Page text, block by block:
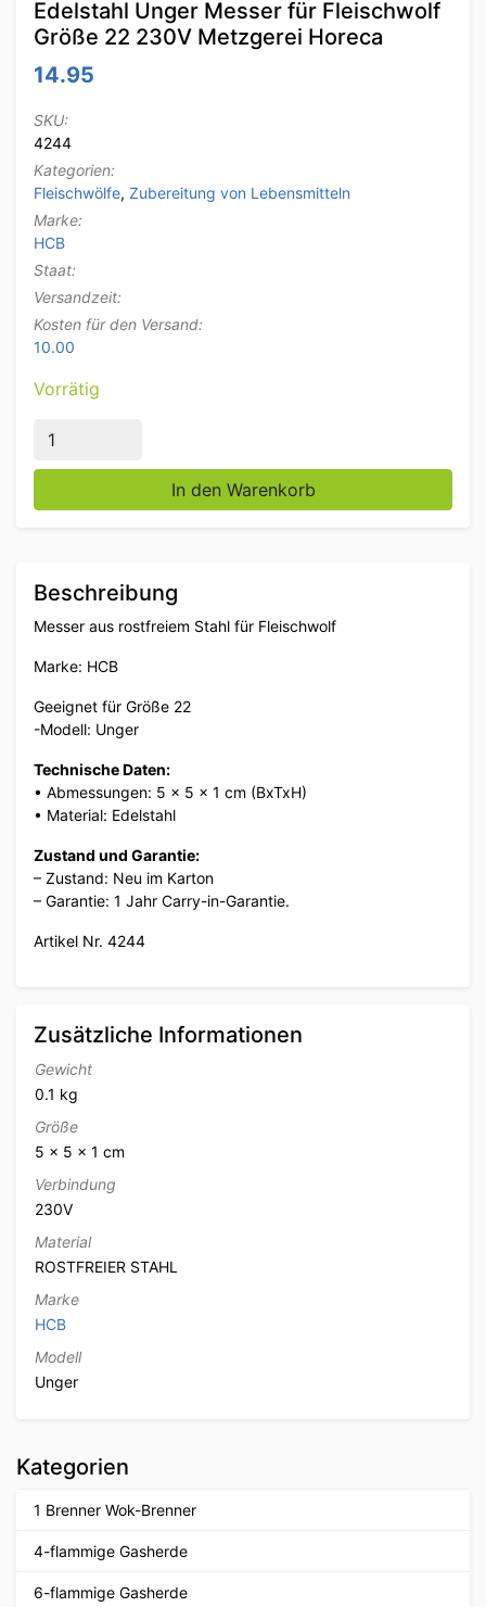
Edelstahl Unger Messer für Fleischwolf
Größe 22 230V Metzgerei Horeca
14.95
SKU:
4244
Kategorien:
Fleischwölfe, Zubereitung von Lebensmitteln
Marke:
HCB
Staat:
Versandzeit:
Kosten für den Versand:
10.00
Vorrätig
Edelstahl Unger Messer für Fleischwolf Größe 22
In den Warenkorb
Beschreibung
Messer aus rostfreiem Stahl für Fleischwolf
Marke: HCB
Geeignet für Größe 22
-Modell: Unger
Technische Daten:
• Abmessungen: 5 x 5 x 1 cm (BxTxH)
• Material: Edelstahl
Zustand und Garantie:
– Zustand: Neu im Karton
– Garantie: 1 Jahr Carry-in-Garantie.
Artikel Nr. 4244
Zusätzliche Informationen
Gewicht
0.1 kg
Größe
5 × 5 × 1 cm
Verbindung
230V
Material
ROSTFREIER STAHL
Marke
HCB
Modell
Unger
Kategorien
1 Brenner Wok-Brenner
4-flammige Gasherde
6-flammige Gasherde